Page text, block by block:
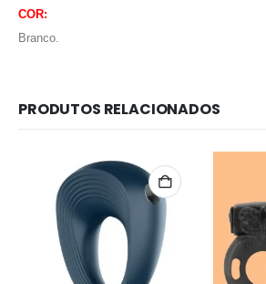
COR:
Branco.
PRODUTOS RELACIONADOS
Redes Sociais